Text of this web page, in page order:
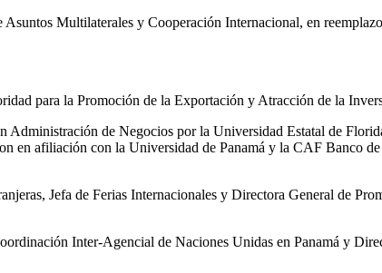
Multilaterales y Cooperación Internacional, en
para la Promoción de la Exportación y Atracción de la
Administración de Negocios por la Universidad Estatal de
en afiliación con la Universidad de Panamá y la CAF Banco
Jefa de Ferias Internacionales y Directora General de
Inter-Agencial de Naciones Unidas en Panamá y